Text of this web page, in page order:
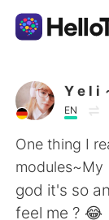
App di
AI
Italiano
Y e l i
EN
One thing I
modules~My
god it's so
feel me ? 😂